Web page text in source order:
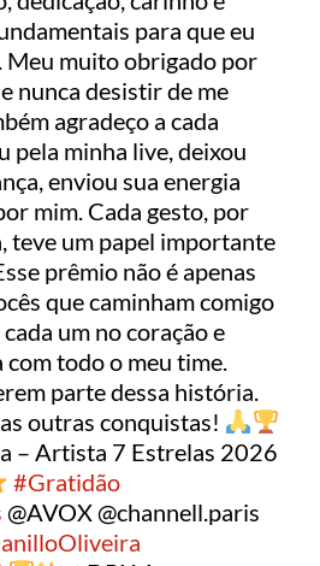
para que eu
Meu muito obrigado por
nunca desistir de me
agradeço a cada
pela minha live, deixou
enviou sua energia
mim. Cada gesto, por
teve um papel importante
prêmio não é apenas
que caminham comigo
um no coração e
todo o meu time.
parte dessa história.
outras conquistas!
– Artista 7 Estrelas 2026
#Gratidão
@AVOX @channell.paris